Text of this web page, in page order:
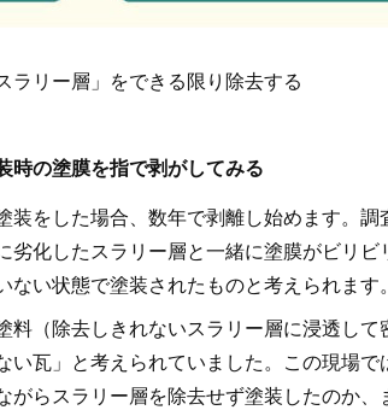
リー層」をできる限り除去する
時の塗膜を指で剥がしてみる
をした場合、数年で剥離し始めます。調
化したスラリー層と一緒に塗膜がビリビ
い状態で塗装されたものと考えられます。
料（除去しきれないスラリー層に浸透して
瓦」と考えられていました。この現場で
らスラリー層を除去せず塗装したのか、